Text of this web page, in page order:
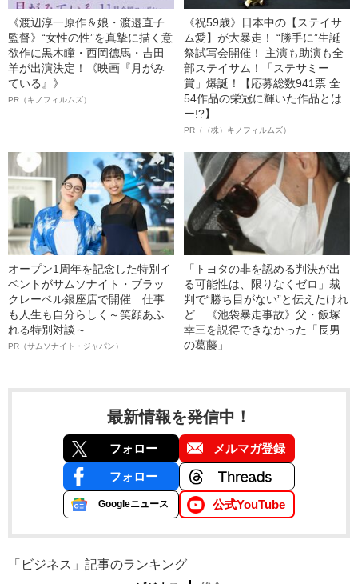
《渡辺淳一原作＆娘・渡邉直子
監督》“女性の性”を真摯に描く意
欲作に黒木瞳・西岡德馬・吉田
羊が出演決定！《映画『月がみ
ている』》
PR（キノフィルムズ）
《祝59歳》日本中の【ステイサ
ム愛】が大暴走！ “勝手に”生誕
祭試写会開催！ 主演も助演も全
部ステイサム！「ステサミー
賞」爆誕！【応募総数941票 全
54作品の栄冠に輝いた作品とは
ー!?】
PR（（株）キノフィルムズ）
オープン1周年を記念した特別イ
ベントがサムソナイト・ブラッ
クレーベル銀座店で開催 仕事
も人生も自分らしく～笑顔あふ
れる特別対談～
PR（サムソナイト・ジャパン）
「トヨタの非を認める判決が出
る可能性は、限りなくゼロ」裁
判で“勝ち目がない”と伝えたけれ
ど…《池袋暴走事故》父・飯塚
幸三を説得できなかった「長男
の葛藤」
最新情報を発信中！
フォロー メルマガ登録
フォロー
Googleニュース 公式YouTube
「ビジネス」記事のランキング